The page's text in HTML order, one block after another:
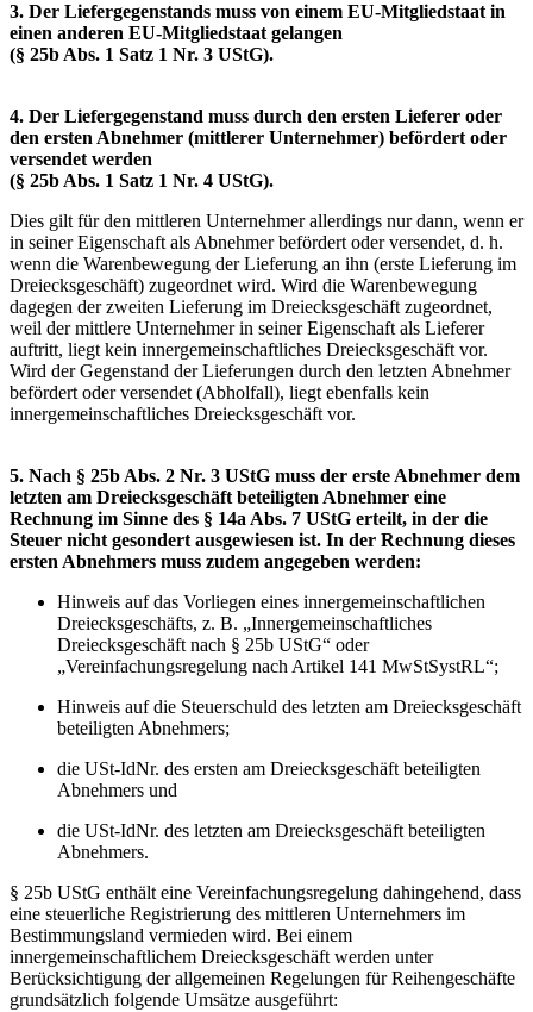
3. Der Liefergegenstands muss von einem EU-Mitgliedstaat in
einen anderen EU-Mitgliedstaat gelangen
(§ 25b Abs. 1 Satz 1 Nr. 3 UStG).
4. Der Liefergegenstand muss durch den ersten Lieferer oder
den ersten Abnehmer (mittlerer Unternehmer) befördert oder
versendet werden
(§ 25b Abs. 1 Satz 1 Nr. 4 UStG).
Dies gilt für den mittleren Unternehmer allerdings nur dann, wenn er
in seiner Eigenschaft als Abnehmer befördert oder versendet, d. h.
wenn die Warenbewegung der Lieferung an ihn (erste Lieferung im
Dreiecksgeschäft) zugeordnet wird. Wird die Warenbewegung
dagegen der zweiten Lieferung im Dreiecksgeschäft zugeordnet,
weil der mittlere Unternehmer in seiner Eigenschaft als Lieferer
auftritt, liegt kein innergemeinschaftliches Dreiecksgeschäft vor.
Wird der Gegenstand der Lieferungen durch den letzten Abnehmer
befördert oder versendet (Abholfall), liegt ebenfalls kein
innergemeinschaftliches Dreiecksgeschäft vor.
5. Nach § 25b Abs. 2 Nr. 3 UStG muss der erste Abnehmer dem
letzten am Dreiecksgeschäft beteiligten Abnehmer eine
Rechnung im Sinne des § 14a Abs. 7 UStG erteilt, in der die
Steuer nicht gesondert ausgewiesen ist. In der Rechnung dieses
ersten Abnehmers muss zudem angegeben werden:
Hinweis auf das Vorliegen eines innergemeinschaftlichen
Dreiecksgeschäfts, z. B. „Innergemeinschaftliches
Dreiecksgeschäft nach § 25b UStG“ oder
„Vereinfachungsregelung nach Artikel 141 MwStSystRL“;
Hinweis auf die Steuerschuld des letzten am Dreiecksgeschäft
beteiligten Abnehmers;
die USt-IdNr. des ersten am Dreiecksgeschäft beteiligten
Abnehmers und
die USt-IdNr. des letzten am Dreiecksgeschäft beteiligten
Abnehmers.
§ 25b UStG enthält eine Vereinfachungsregelung dahingehend, dass
eine steuerliche Registrierung des mittleren Unternehmers im
Bestimmungsland vermieden wird. Bei einem
innergemeinschaftlichem Dreiecksgeschäft werden unter
Berücksichtigung der allgemeinen Regelungen für Reihengeschäfte
grundsätzlich folgende Umsätze ausgeführt: